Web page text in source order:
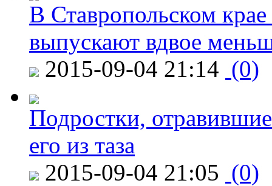
В Ставропольском
выпускают вдвое
2015-09-04 21:14 (0)
Подростки,
его из таза
2015-09-04 21:05 (0)